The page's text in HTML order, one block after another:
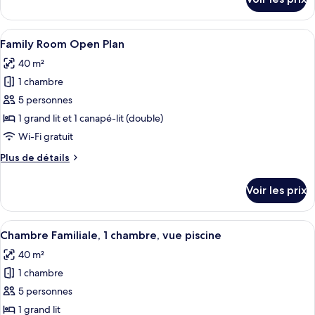
le
type
de
chambre
Maisonette
Afficher
toutes
les
photos
pour
ce
type
chambre :
Open
Plan
Une chambre d’hôtel avec un
8
Family Room Open Plan
40 m²
1 chambre
5 personnes
1 grand lit et 1 canapé-lit (double)
Wi-Fi gratuit
Plus de détails
Plus
le
type
de
Family
Room
Open
Plan
Voir les prix
Afficher
toutes
les
photos
pour
ce
Un lit bien fait, avec du linge de lit
29
Chambre Familiale, 1 chambre, vue piscine
40 m²
1 chambre
5 personnes
1 grand lit